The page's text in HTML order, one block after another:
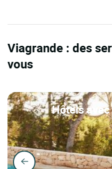
Viagrande : des
vous
Hôtels